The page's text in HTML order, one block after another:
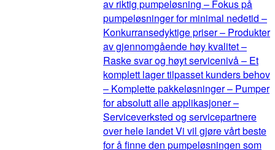
av riktig pumpeløsning – Fokus på
pumpeløsninger for minimal nedetid –
Konkurransedyktige priser – Produkter
av gjennomgående høy kvalitet –
Raske svar og høyt servicenivå – Et
komplett lager tilpasset kunders behov
– Komplette pakkeløsninger – Pumper
for absolutt alle applikasjoner –
Serviceverksted og servicepartnere
over hele landet Vi vil gjøre vårt beste
for å finne den pumpeløsningen som